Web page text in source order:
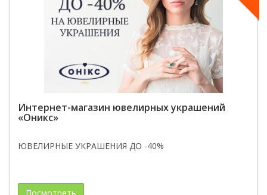
Интернет-магазин ювелирных украшений
«Оникс»
ЮВЕЛИРНЫЕ УКРАШЕНИЯ ДО -40%